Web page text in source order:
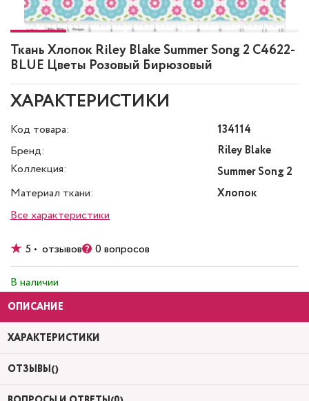
Ткань Хлопок Riley Blake Summer Song 2 C4622-
BLUE Цветы Розовый Бирюзовый
ХАРАКТЕРИСТИКИ
Код товара:
134114
Бренд:
Riley Blake
Коллекция:
Summer Song 2
Материал ткани:
Хлопок
Все характеристики
5 • отзывов 0 вопросов
В наличии
ОПИСАНИЕ
ХАРАКТЕРИСТИКИ
ОТЗЫВЫ()